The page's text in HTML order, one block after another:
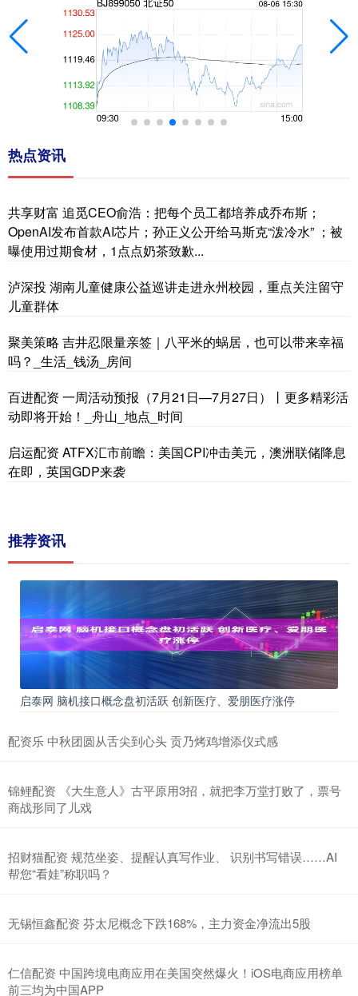
热点资讯
共享财富 追觅CEO俞浩：把每个员工都培养成乔布斯；
OpenAI发布首款AI芯片；孙正义公开给马斯克“泼冷水” ；被
曝使用过期食材，1点点奶茶致歉...
泸深投 湖南儿童健康公益巡讲走进永州校园，重点关注留守
儿童群体
聚美策略 吉井忍限量亲签｜八平米的蜗居，也可以带来幸福
吗？_生活_钱汤_房间
百进配资 一周活动预报（7月21日—7月27日）丨更多精彩活
动即将开始！_舟山_地点_时间
启运配资 ATFX汇市前瞻：美国CPI冲击美元，澳洲联储降息
在即，英国GDP来袭
推荐资讯
启泰网 脑机接口概念盘初活跃 创新医疗、爱朋医疗涨停
配资乐 中秋团圆从舌尖到心头 贡乃烤鸡增添仪式感
锦鲤配资 《大生意人》古平原用3招，就把李万堂打败了，票号
商战形同了儿戏
招财猫配资 规范坐姿、提醒认真写作业、 识别书写错误……AI
帮您“看娃”称职吗？
无锡恒鑫配资 芬太尼概念下跌168%，主力资金净流出5股
仁信配资 中国跨境电商应用在美国突然爆火！iOS电商应用榜单
前三均为中国APP